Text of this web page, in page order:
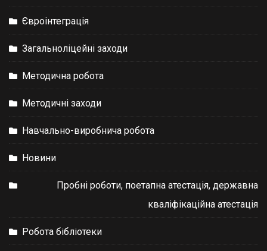
Євроінтеграція
Загальноліцейні заходи
Методична робота
Методичні заходи
Навчально-виробнича робота
Новини
Пробні роботи, поетапна атестація, державна
кваліфікаційна атестація
Робота бібліотеки